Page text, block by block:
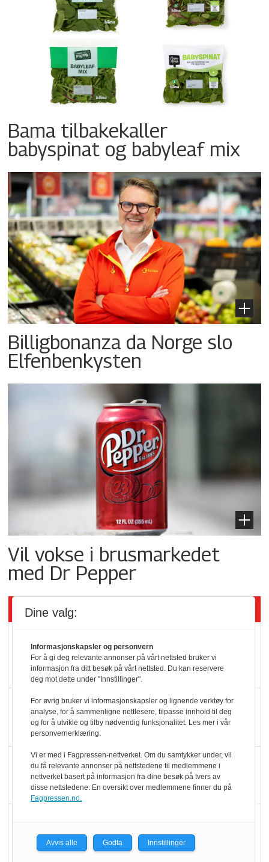
Bama tilbakekaller
babyspinat og babyleaf mix
Billigbonanza da Norge slo
Elfenbenkysten
Vil vokse i brusmarkedet
med Dr Pepper
Siste artikler - KBS
Mat er viktigere enn
pris når elbilister
velger ladestopp
Ti bensinstasjoner
legger ned hver måned
Potetball, kylling og 98
oktan
endring: Stadig større
serveringstilbud
Dine valg:
Informasjonskapsler og personvern
For å gi deg relevante annonser på vårt nettsted bruker vi
informasjon fra ditt besøk på vårt nettsted. Du kan reservere
deg mot dette under "Innstillinger".
For øvrig bruker vi informasjonskapsler og lignende verktøy for
analyse, for å sammenligne nettlesere, tilpasse innhold til deg
og for å utvikle og tilby nødvendig funksjonalitet. Les mer i vår
personvernerklæring.
Vi er med i Fagpressen-nettverket. Om du samtykker under, vil
du få relevante annonser på nettstedene til medlemmene i
nettverket basert på informasjon fra dine besøk på tvers av
disse nettstedene. En oversikt over medlemmene finner du på
Fagpressen.no.
Avvis alle Godta Innstillinger